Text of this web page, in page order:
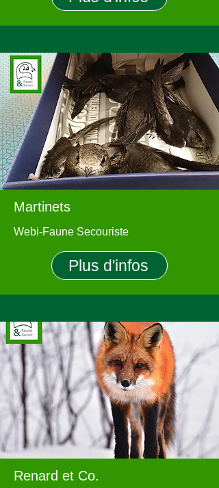
Martinets
Webi-Faune Secouriste
Plus d'infos
Renard et Co.